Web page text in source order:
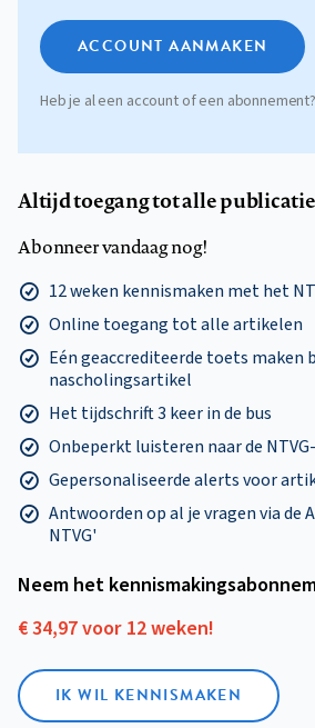
ACCOUNT AANMAKEN
Heb je al een account of een abonnement?
Altijd toegang tot alle
Abonneer vandaag nog!
12 weken kennismaken met het
Online toegang tot alle artikelen
Eén geaccrediteerde toets maken
nascholingsartikel
Het tijdschrift 3 keer in de bus
Onbeperkt luisteren naar de
Gepersonaliseerde alerts voor
Antwoorden op al je vragen via de
NTVG'
Neem het
€ 34,97 voor 12 weken!
IK WIL KENNISMAKEN